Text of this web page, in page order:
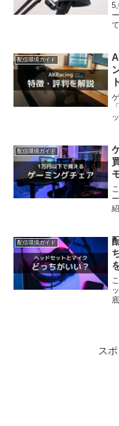
配信環境ガイド
配信環境ガイド
配信環境ガイド
ス